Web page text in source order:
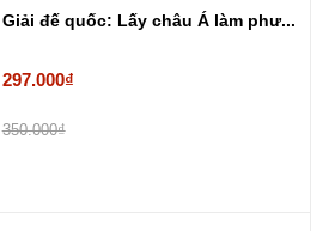
Giải đế quốc: Lấy châu Á làm phư...
297.000₫
350.000₫